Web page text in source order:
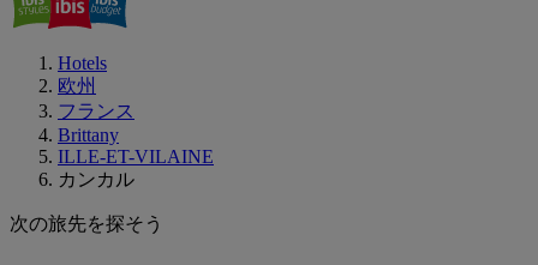
Hotels
欧州
フランス
Brittany
ILLE-ET-VILAINE
カンカル
次の旅先を探そう